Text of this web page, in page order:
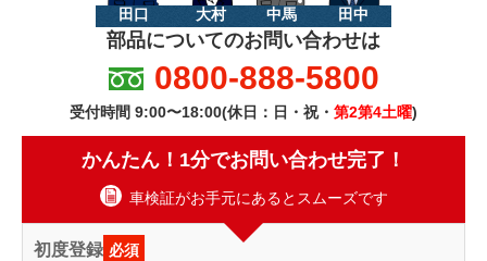
田口 大村 中馬 田中
部品についてのお問い合わせは
0800-888-5800
受付時間 9:00〜18:00(休日：日・祝・ 第2第4土曜)
かんたん！1分でお問い合わせ完了！
車検証がお手元にあるとスムーズです
初度登録 必須